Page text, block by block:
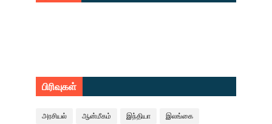
பிரிவுகள்
அரசியல் ஆன்மீகம் இந்தியா இலங்கை